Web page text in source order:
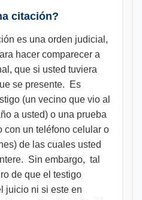
citación?
es una orden judicial,
hacer comparecer a
que si usted tuviera
se presente. Es
(un vecino que vio al
a usted) o una prueba
con un teléfono celular o
de las cuales usted
Sin embargo, tal
de que el testigo
juicio ni si este en